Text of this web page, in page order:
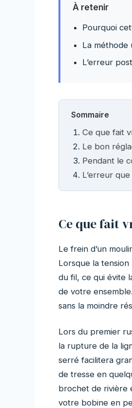
À retenir
Pourquoi
La méthode
L’erreur
Sommaire
Ce que fait
Le bon
Pendant le
L’erreur
Ce que fait
Le frein d’un
Lorsque la
du fil, ce qui évite
de votre
sans la moindre
Lors du premier
la rupture de la
serré facilitera
de tresse en
brochet de rivière
votre bobine en